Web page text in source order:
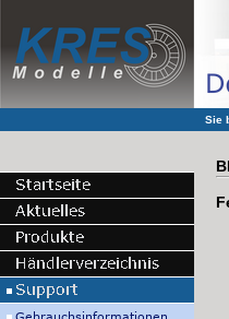
Sie